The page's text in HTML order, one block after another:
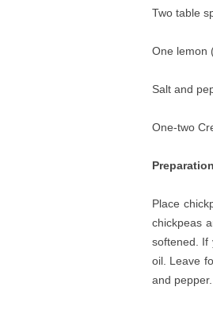
Two table
One lemon
Salt and
One-two
Place
chickpeas
softened. If
oil. Leave
and